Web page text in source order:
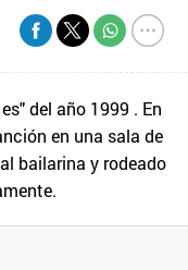
del año 1999 . En
en una sala de
bailarina y rodeado